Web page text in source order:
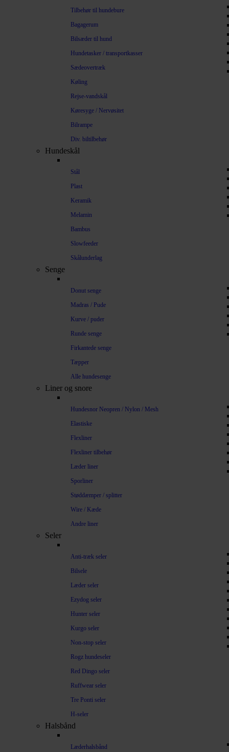
Tilbehør til hundebure
Bagagerum
Bilsæder til hund
Hundetasker / transportkasser
Sædeovertræk
Køling
Rejse-vandskål
Køresyge / Nervøsitet
Bilrampe
Div. biltilbehør
Hundeskål
Stål
Plast
Keramik
Melamin
Bambus
Slowfeeder
Skålunderlag
Senge
Donut senge
Madras / Pude
Kurve / puder
Runde senge
Firkantede senge
Tæpper
Alle hundesenge
Liner og snore
Hundesnor Neopren / Nylon / Mesh
Elastiske
Flexliner
Flexliner tilbehør
Læder liner
Sporliner
Støddæmper / splitter
Wire / Kæde
Andre liner
Seler
Anti-træk seler
Bilsele
Læder seler
Ezydog seler
Hunter seler
Kurgo seler
Non-stop seler
Rogz hundeseler
Red Dingo seler
Ruffwear seler
Tre Ponti seler
H-seler
Halsbånd
Læderhalsbånd